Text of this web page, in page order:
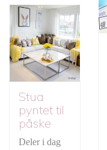
Stua
pyntet til
påske
Deler i dag